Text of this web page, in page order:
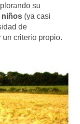
su
niños (ya casi
de
criterio propio.